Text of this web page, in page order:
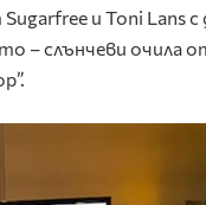
и Toni Lans
– слънчеви очила